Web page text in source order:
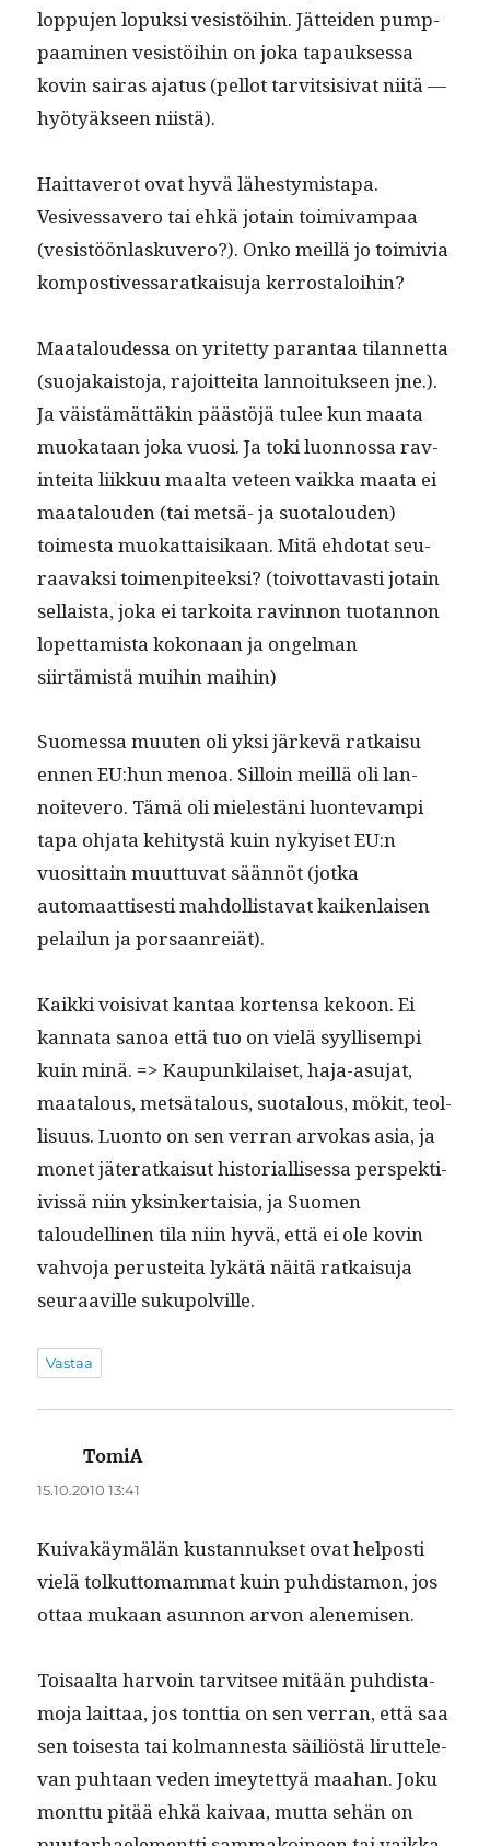
lop­pu­jen lopuk­si vesistöi­hin. Jät­tei­den pump­
paami­nen vesistöi­hin on joka tapauk­ses­sa
kovin sairas aja­tus (pel­lot tarvit­si­si­vat niitä —
hyö­tyäk­seen niistä).
Hait­taverot ovat hyvä läh­estymistapa.
Vesives­savero tai ehkä jotain toimi­vam­paa
(vesistöön­lasku­vero?). Onko meil­lä jo toimivia
kom­pos­tives­saratkaisu­ja kerrostaloihin?
Maat­aloudessa on yritet­ty paran­taa tilan­net­ta
(suo­jakaisto­ja, rajoit­tei­ta lan­noituk­seen jne.).
Ja väistämät­täkin päästöjä tulee kun maa­ta
muokataan joka vuosi. Ja toki luon­nos­sa rav­
in­tei­ta liikkuu maal­ta veteen vaik­ka maa­ta ei
maat­alouden (tai met­sä- ja suo­talouden)
toimes­ta muokat­taisikaan. Mitä ehdo­tat seu­
raavak­si toimen­piteek­si? (toiv­ot­tavasti jotain
sel­l­aista, joka ei tarkoi­ta ravin­non tuotan­non
lopet­tamista kokon­aan ja ongel­man
siirtämistä mui­hin maihin)
Suomes­sa muuten oli yksi järkevä ratkaisu
ennen EU:hun menoa. Sil­loin meil­lä oli lan­
noitevero. Tämä oli mielestäni luon­te­vampi
tapa ohja­ta kehi­tys­tä kuin nykyiset EU:n
vuosit­tain muut­tuvat sään­nöt (jot­ka
automaat­tis­es­ti mah­dol­lis­ta­vat kaiken­laisen
pelailun ja porsaanreiät).
Kaik­ki voisi­vat kan­taa kor­ten­sa kekoon. Ei
kan­na­ta sanoa että tuo on vielä syyl­lisem­pi
kuin minä. => Kaupunki­laiset, haja-asu­jat,
maat­alous, met­sä­talous, suo­talous, mök­it, teol­
lisu­us. Luon­to on sen ver­ran arvokas asia, ja
mon­et jäter­atkaisut his­to­ri­al­lises­sa per­spek­ti­
ivis­sä niin yksinker­taisia, ja Suomen
taloudelli­nen tila niin hyvä, että ei ole kovin
vahvo­ja perustei­ta lykätä näitä ratkaisu­ja
seu­raav­ille sukupolville.
Vastaa
TomiAsanoo:
15.10.2010 13:41
Kuiv­akäymälän kus­tan­nuk­set ovat hel­posti
vielä tolkut­tomam­mat kuin puhdis­ta­mon, jos
ottaa mukaan asun­non arvon alenemisen.
Toisaal­ta har­voin tarvit­see mitään puhdis­ta­
mo­ja lait­taa, jos tont­tia on sen ver­ran, että saa
sen tois­es­ta tai kol­mannes­ta säil­iöstä lirut­tel­e­
van puh­taan veden imeytet­tyä maa­han. Joku
mont­tu pitää ehkä kaivaa, mut­ta sehän on